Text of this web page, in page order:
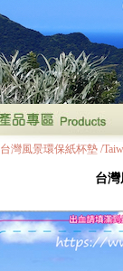
台灣風景環保紙杯墊 /
台灣